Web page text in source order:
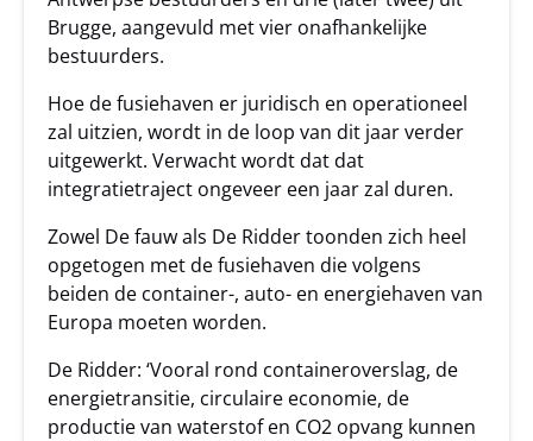
Brugge, aangevuld met vier onafhankelijke
bestuurders.
Hoe de fusiehaven er juridisch en operationeel
zal uitzien, wordt in de loop van dit jaar verder
uitgewerkt. Verwacht wordt dat dat
integratietraject ongeveer een jaar zal duren.
Zowel De fauw als De Ridder toonden zich heel
opgetogen met de fusiehaven die volgens
beiden de container-, auto- en energiehaven van
Europa moeten worden.
De Ridder: ‘Vooral rond containeroverslag, de
energietransitie, circulaire economie, de
productie van waterstof en CO2 opvang kunnen